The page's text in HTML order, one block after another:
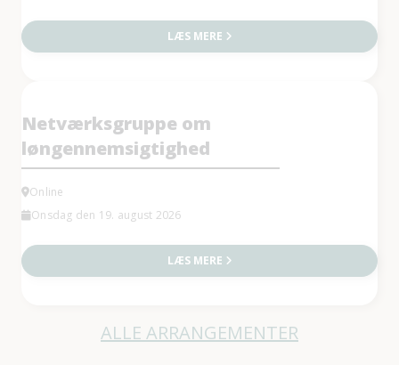
LÆS MERE
Netværksgruppe om
løngennemsigtighed
Online
Onsdag den 19. august 2026
LÆS MERE
ALLE ARRANGEMENTER